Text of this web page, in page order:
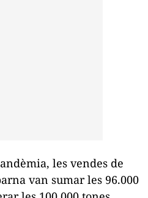
les vendes de
van sumar les 96.000